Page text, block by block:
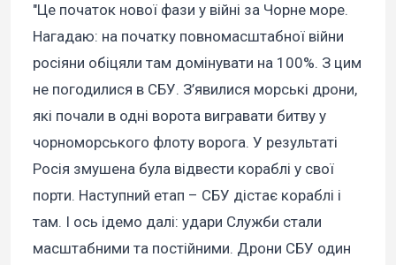
"Це початок нової фази у війні за Чорне море.
Нагадаю: на початку повномасштабної війни
росіяни обіцяли там домінувати на 100%. З цим
не погодилися в СБУ. З’явилися морські дрони,
які почали в одні ворота вигравати битву у
чорноморського флоту ворога. У результаті
Росія змушена була відвести кораблі у свої
порти. Наступний етап – СБУ дістає кораблі і
там. І ось ідемо далі: удари Служби стали
масштабними та постійними. Дрони СБУ один